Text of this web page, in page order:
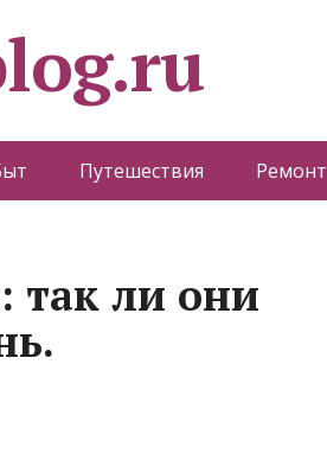
Путешествия Ремонт
так ли они